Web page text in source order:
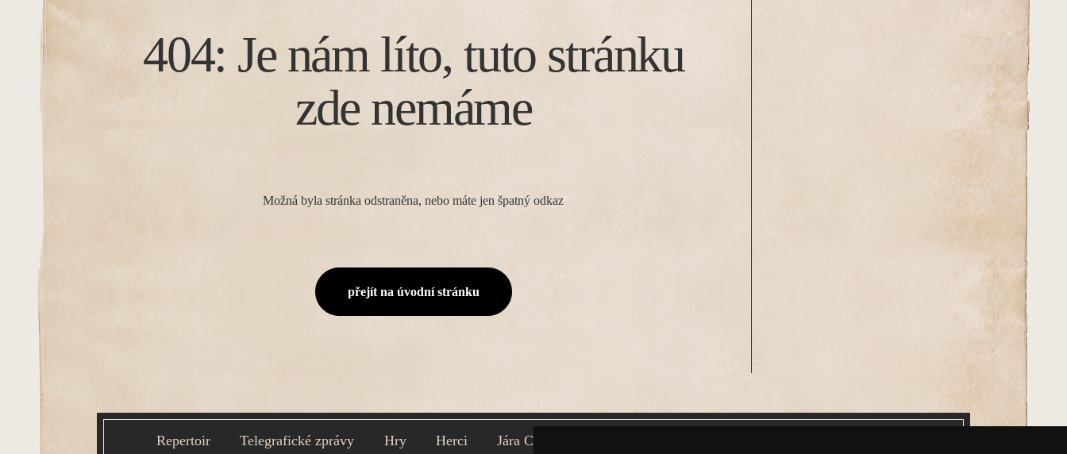
404: Je nám líto, tuto stránku
zde nemáme
Možná byla stránka odstraněna, nebo máte jen špatný odkaz
přejít na úvodní stránku
Repertoir Telegrafické zprávy Hry Herci Jára Cimrman